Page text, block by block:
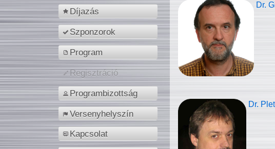
Díjazás
Szponzorok
Program
Regisztráció
Programbizottság
Versenyhelyszín
Kapcsolat
Dr.
Dr.